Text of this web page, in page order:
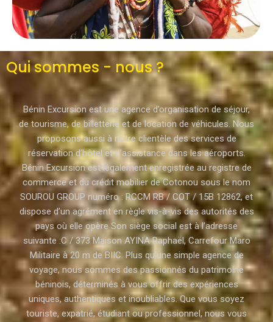
Qui sommes - nous ?
Bénin Excursion est une agence d’organisation de séjour,
de tourisme, de billetterie et de location de véhicules. Nous
proposons aussi à notre clientèle des services de
réservation d’hôtel et d’assistance dans les aéroports.
Bénin Excursion est légalement enregistrée au registre de
commerce et du crédit mobilier de Cotonou sous le nom
SOUROU GROUP numéro : RCCM RB / COT / 15B 12862, et
dispose d’un agrément en règle vis-à-vis des autorités des
pays où elle opère Son siège social est à l’adresse
suivante :C / 373 Maison AYINA Raphaël, Carrefour Maro
Militaire à 20 m de BIIC. Plus qu’une simple agence de
voyage, nous sommes des passionnés du patrimoine
béninois, déterminés à vous offrir des expériences
uniques, authentiques et inoubliables. Que vous soyez
touriste, expatrié, étudiant ou professionnel, nous vous